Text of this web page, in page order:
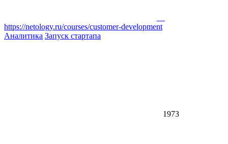
https://netology.ru/courses/customer-development
Аналитика Запуск стартапа
1973